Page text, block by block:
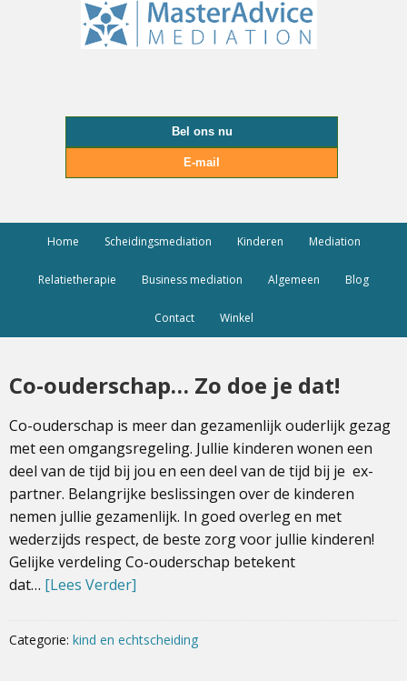
Bel ons nu
E-mail
Home Scheidingsmediation Kinderen Mediation
Relatietherapie Business mediation Algemeen Blog
Contact Winkel
Co-ouderschap… Zo doe je dat!
Co-ouderschap is meer dan gezamenlijk ouderlijk gezag
met een omgangsregeling. Jullie kinderen wonen een
deel van de tijd bij jou en een deel van de tijd bij je ex-
partner. Belangrijke beslissingen over de kinderen
nemen jullie gezamenlijk. In goed overleg en met
wederzijds respect, de beste zorg voor jullie kinderen!
Gelijke verdeling Co-ouderschap betekent
dat… [Lees Verder]
Categorie: kind en echtscheiding